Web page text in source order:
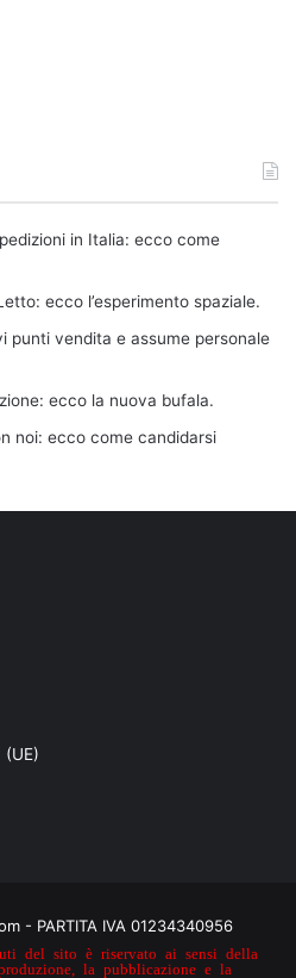
in Italia: ecco come
ecco l’esperimento spaziale.
punti vendita e assume personale
ecco la nuova bufala.
noi: ecco come candidarsi
- PARTITA IVA 01234340956
del sito è riservato ai sensi della
la pubblicazione e la